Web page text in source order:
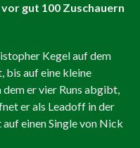
gut 100 Zuschauern
Kegel auf dem
bis auf eine kleine
er vier Runs abgibt,
er als Leadoff in der
einen Single von Nick